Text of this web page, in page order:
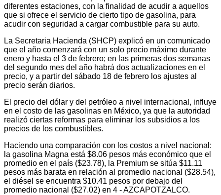
diferentes estaciones, con la finalidad de acudir a aquellos
que si ofrece el servicio de cierto tipo de gasolina, para
acudir con seguridad a cargar combustible para su auto.
La Secretaria Hacienda (SHCP) explicó en un comunicado
que el año comenzará con un solo precio máximo durante
enero y hasta el 3 de febrero; en las primeras dos semanas
del segundo mes del año habrá dos actualizaciones en el
precio, y a partir del sábado 18 de febrero los ajustes al
precio serán diarios.
El precio del dólar y del petróleo a nivel internacional, influye
en el costo de las gasolinas en México, ya que la autoridad
realizó ciertas reformas para eliminar los subsidios a los
precios de los combustibles.
Haciendo una comparación con los costos a nivel nacional:
la gasolina Magna está $8.06 pesos más económico que el
promedio en el país ($23.78), la Premium se sitúa $11.11
pesos más barata en relación al promedio nacional ($28.54),
el diésel se encuentra $10.41 pesos por debajo del
promedio nacional ($27.02) en 4 - AZCAPOTZALCO.